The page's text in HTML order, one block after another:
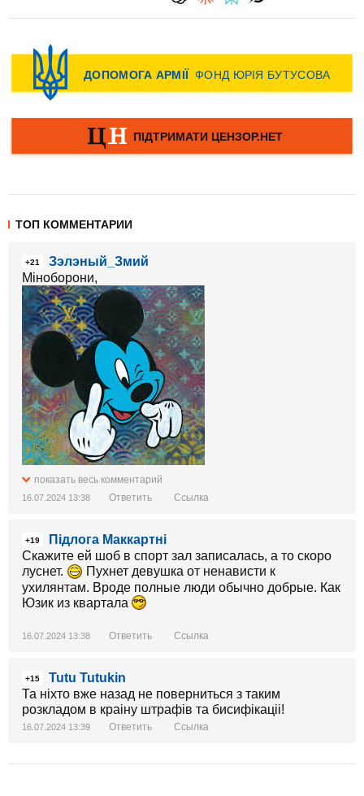
ТОП КОММЕНТАРИИ
+21
Зэлэный_Змий
Міноборони,
показать весь комментарий
16.07.2024 13:38 Ответить Ссылка
+19
Підлога Маккартні
Скажите ей шоб в спорт зал записалась, а то скоро
луснет.
Пухнет девушка от ненависти к
ухилянтам. Вроде полные люди обычно добрые. Как
Юзик из квартала
16.07.2024 13:38 Ответить Ссылка
+15
Tutu Tutukin
Та ніхто вже назад не поверниться з таким
розкладом в краіну штрафів та бисифікаціі!
16.07.2024 13:39 Ответить Ссылка